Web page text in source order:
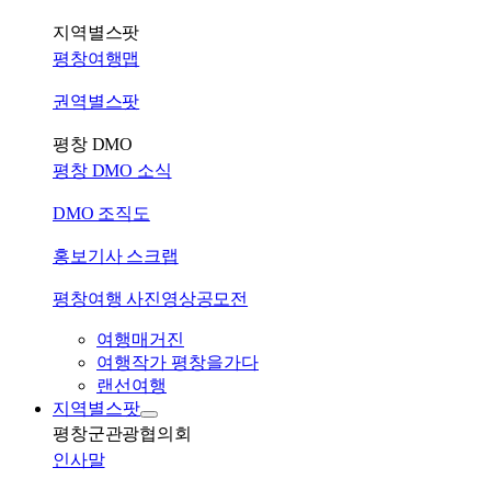
지역별스팟
평창여행맵
권역별스팟
평창 DMO
평창 DMO 소식
DMO 조직도
홍보기사 스크랩
평창여행 사진영상공모전
여행매거진
여행작가 평창을가다
랜선여행
지역별스팟
평창군관광협의회
인사말